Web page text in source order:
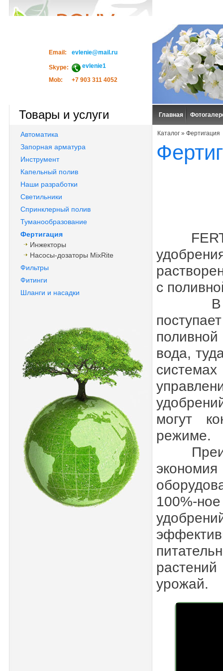
Email: evlenie@mail.ru
Skype:
evlenie1
Mob:
+7 903 311 4052
Товары и услуги
Автоматика
Запорная арматура
Инструмент
Капельный полив
Наши разработки
Светильники
Спринклерный полив
Туманообразование
Фертигация
Инжекторы
Насосы-дозаторы MixRite
Фильтры
Фитинги
Шланги и насадки
Главная
Каталог » Фертигация
с
В
вода,
могут
режиме.
100%-
урожай.